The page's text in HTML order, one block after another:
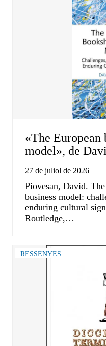
«The European
model», de
27 de juliol de 2026
Piovesan, David.
business model:
enduring cultural
Routledge,…
RESSENYES